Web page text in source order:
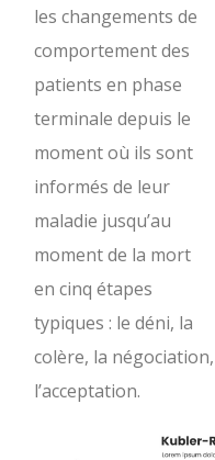
les changements de
comportement des
patients en phase
terminale depuis le
moment où ils sont
informés de leur
maladie jusqu’au
moment de la mort
en cinq étapes
typiques : le déni, la
colère, la
l’acceptation.